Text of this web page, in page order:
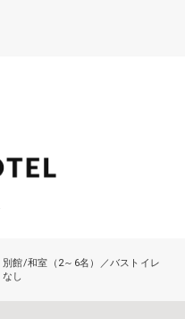
別館/和室（2～6名）／バストイレ
なし